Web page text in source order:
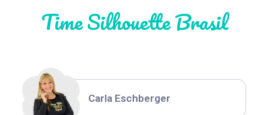
Time Silhouette Brasil
Thiara Ney
Carla Eschberger